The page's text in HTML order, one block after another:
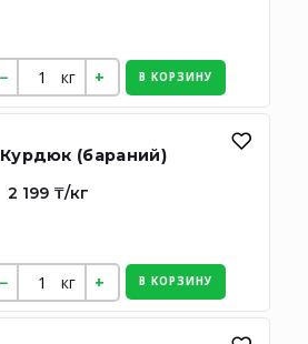
кг В КОРЗИНУ
Курдюк (бараний)
2 199 ₸/кг
кг В КОРЗИНУ